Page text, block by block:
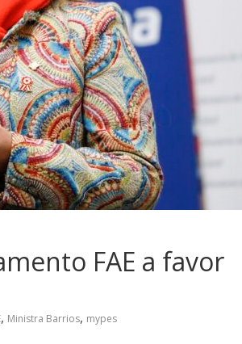
FAE a favor
, Ministra Barrios, mypes